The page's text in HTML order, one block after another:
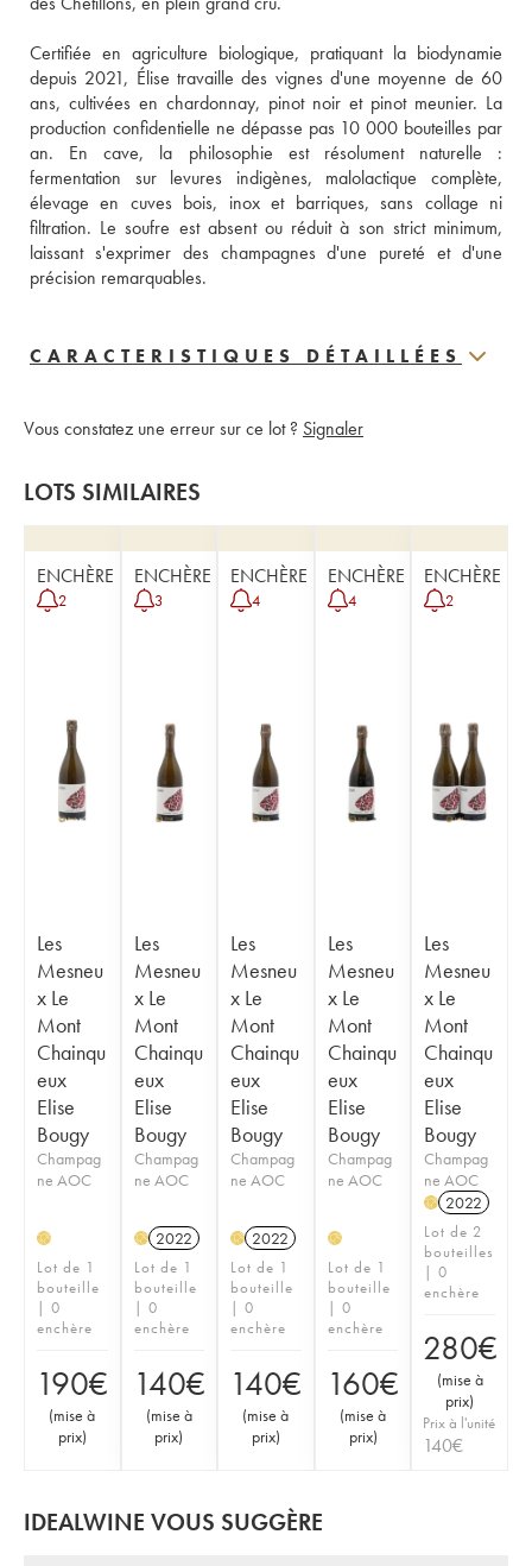
Certifiée en agriculture biologique, pratiquant la biodynamie
depuis 2021, Élise travaille des vignes d'une moyenne de 60
ans, cultivées en chardonnay, pinot noir et pinot meunier. La
production confidentielle ne dépasse pas 10 000 bouteilles par
an. En cave, la philosophie est résolument naturelle :
fermentation sur levures indigènes, malolactique complète,
élevage en cuves bois, inox et barriques, sans collage ni
filtration. Le soufre est absent ou réduit à son strict minimum,
laissant s'exprimer des champagnes d'une pureté et d'une
précision remarquables.
CARACTERISTIQUES DÉTAILLÉES
Vous constatez une erreur sur ce lot ? Signaler
LOTS SIMILAIRES
ENCHÈRE
2
Les
Mesneu
x Le
Mont
Chainqu
eux
Elise
Bougy
Champag
ne AOC
H
Lot de 1
bouteille
| 0
enchère
190€
(mise à
prix)
ENCHÈRE
3
Les
Mesneu
x Le
Mont
Chainqu
eux
Elise
Bougy
Champag
ne AOC
H 2022
Lot de 1
bouteille
| 0
enchère
140€
(mise à
prix)
ENCHÈRE
4
Les
Mesneu
x Le
Mont
Chainqu
eux
Elise
Bougy
Champag
ne AOC
H 2022
Lot de 1
bouteille
| 0
enchère
140€
(mise à
prix)
ENCHÈRE
4
Les
Mesneu
x Le
Mont
Chainqu
eux
Elise
Bougy
Champag
ne AOC
H
Lot de 1
bouteille
| 0
enchère
160€
(mise à
prix)
ENCHÈRE
2
Les
Mesneu
x Le
Mont
Chainqu
eux
Elise
Bougy
Champag
ne AOC
H 2022
Lot de 2
bouteilles
| 0
enchère
280€
(mise à
prix)
Prix à l'unité
140€
IDEALWINE VOUS SUGGÈRE